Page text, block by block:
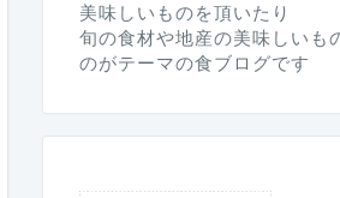
美味しいものを頂いたり
旬の食材や地産の美味しいも
のがテーマの食ブログです